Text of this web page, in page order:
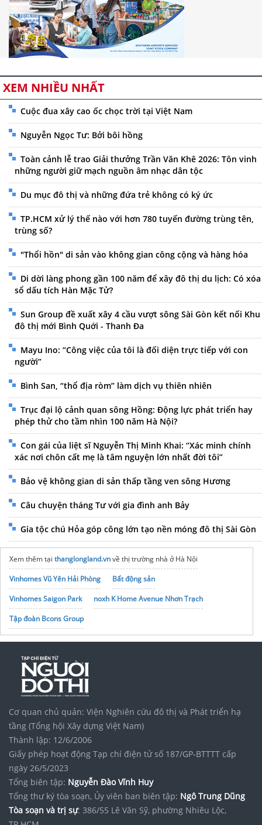
XEM NHIỀU NHẤT
Cuộc đua xây cao ốc chọc trời tại Việt Nam
Nguyễn Ngọc Tư: Bởi bôi hồng
Toàn cảnh lễ trao Giải thưởng Trần Văn Khê 2026: Tôn vinh
những người giữ mạch nguồn âm nhạc dân tộc
Du mục đô thị và những đứa trẻ không có ký ức
TP.HCM xử lý thế nào với hơn 780 tuyến đường trùng tên,
trùng số?
"Thổi hồn" di sản vào không gian công cộng và hàng hóa
Di dời làng phong gần 100 năm để xây đô thị du lịch: Có xóa
sổ dấu tích Hàn Mặc Tử?
Sun Group đề xuất xây 4 cầu vượt sông Sài Gòn kết nối Khu
đô thị mới Bình Quới - Thanh Đa
Mayu Ino: “Công việc của tôi là đối diện trực tiếp với con
người”
Bình San, “thổ địa ròm” làm dịch vụ thiên nhiên
Trục đại lộ cảnh quan sông Hồng: Động lực phát triển hay
phép thử cho tầm nhìn 100 năm Hà Nội?
Con gái của liệt sĩ Nguyễn Thị Minh Khai: “Xác minh chính
xác nơi chôn cất mẹ là tâm nguyện lớn nhất đời tôi”
Bảo vệ không gian di sản thấp tầng ven sông Hương
Câu chuyện tháng Tư với gia đình anh Bảy
Gia tộc chú Hỏa góp công lớn tạo nền móng đô thị Sài Gòn
Xem thêm tại thanglongland.vnvề thị trường nhà ở Hà Nội
Vinhomes Vũ Yên Hải Phòng
Bất động sản
Vinhomes Saigon Park
noxh K Home Avenue Nhơn Trạch
Tập đoàn Bcons Group
Cơ quan chủ quản: Viện Nghiên cứu đô thị và Phát triển hạ
tầng (Tổng hội Xây dựng Việt Nam)
Thành lập: 12/6/2006
Giấy phép hoạt động Tạp chí điện tử số 187/GP-BTTTT cấp
ngày 26/5/2023
Tổng biên tập: Nguyễn Đào Vĩnh Huy
Tổng thư ký tòa soạn, Ủy viên ban biên tập: Ngô Trung Dũng
Tòa soạn và trị sự: 386/55 Lê Văn Sỹ, phường Nhiêu Lộc,